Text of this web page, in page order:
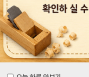
목공체험
다양